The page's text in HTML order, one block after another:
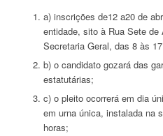
a) inscrições de12 a20 de
entidade, sito à Rua Sete
Secretaria Geral, das 8 às
b) o candidato gozará das
estatutárias;
c) o pleito ocorrerá em dia
em urna única, instalada na
horas;